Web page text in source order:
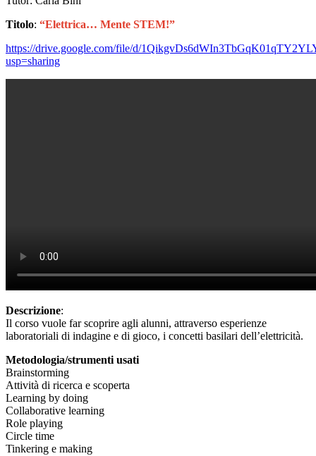
Titolo: “Elettrica… Mente STEM!”
https://drive.google.com/file/d/
usp=sharing
Descrizione:
Il corso vuole far scoprire agli alunni, attraverso esperienze
laboratoriali di indagine e di gioco, i concetti basilari dell’elettricità.
Metodologia/strumenti usati
Brainstorming
Attività di ricerca e scoperta
Learning by doing
Collaborative learning
Role playing
Circle time
Tinkering e making